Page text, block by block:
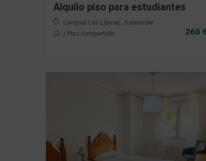
260
Alquilo piso para estudiantes
Campus Las Llamas Santander
/ Piso compartido